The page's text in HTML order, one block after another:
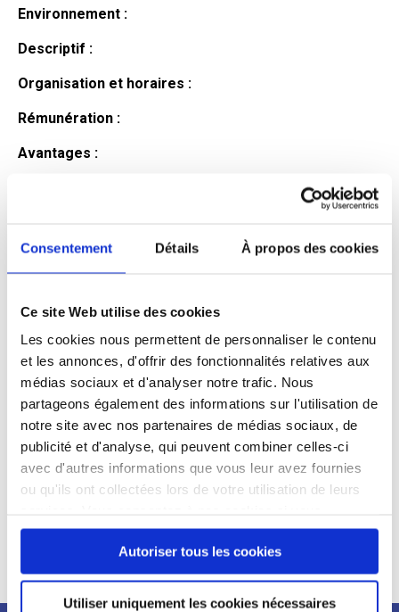
Consentement Détails À propos des cookies
Ce site Web utilise des cookies
Les cookies nous permettent de personnaliser le contenu
et les annonces, d'offrir des fonctionnalités relatives aux
médias sociaux et d'analyser notre trafic. Nous
partageons également des informations sur l'utilisation de
notre site avec nos partenaires de médias sociaux, de
publicité et d'analyse, qui peuvent combiner celles-ci
avec d'autres informations que vous leur avez fournies
ou qu'ils ont collectées lors de votre utilisation de leurs
continuez à utiliser notre site Web.
Autoriser tous les cookies
Utiliser uniquement les cookies nécessaires
Environnement :
Descriptif :
Organisation et horaires :
Rémunération :
Avantages :
candidat
Qualifications et diplômes :
Profil recherché :
Expérience :
Processus
de
recrutement